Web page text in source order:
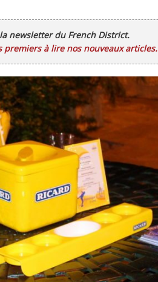
newsletter du French District.
à lire nos nouveaux articles.